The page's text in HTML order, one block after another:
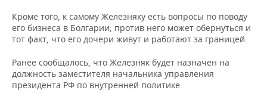
КИБЕРСПОРТ
ФИГУРНОЕ КАТАНИЕ
ВОДНЫЕ ВИДЫ СПОРТА
КУЛЬТУРА
МЕДИЦИНА
ОБРАЗОВАНИЕ
СПИСОК КОМПАНИЙ
Кроме того, к самому Железняку есть вопросы по поводу
его бизнеса в Болгарии; против него может обернуться и
тот факт, что его дочери живут и работают за границей.
Ранее сообщалось, что Железняк будет назначен на
должность заместителя начальника управления
президента РФ по внутренней политике.